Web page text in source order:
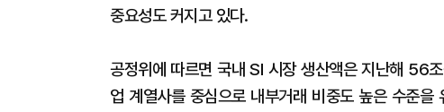
중요성도 커지고 있다.
공정위에 따르면 국내 SI 시장 생산액은 지난해 56
업 계열사를 중심으로 내부거래 비중도 높은 수준